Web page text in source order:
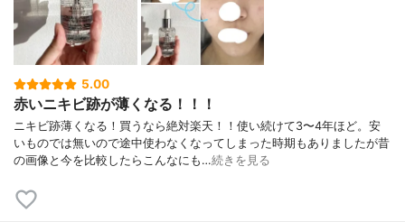
5.00
赤いニキビ跡が薄くなる！！！
ニキビ跡薄くなる！買うなら絶対楽天！！使い続けて3〜4年ほど。安
いものでは無いので途中使わなくなってしまった時期もありましたが昔
の画像と今を比較したらこんなにも…続きを見る